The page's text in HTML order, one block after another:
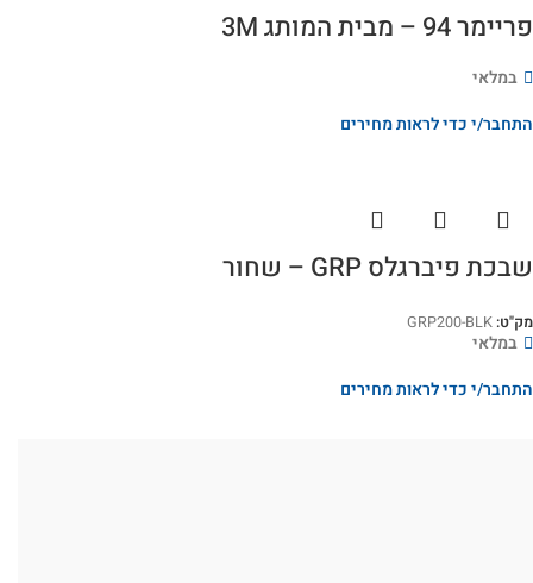
פריימר 94 – מבית המותג 3M
במלאי
התחבר/י כדי לראות מחירים
שבכת פיברגלס GRP – שחור
מק"ט: GRP200-BLK
במלאי
התחבר/י כדי לראות מחירים